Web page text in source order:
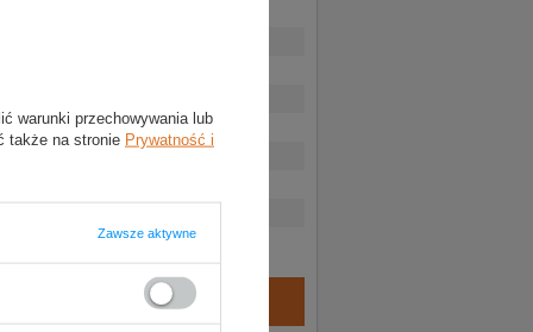
warunki przechowywania lub
także na stronie Prywatność i
Zawsze aktywne